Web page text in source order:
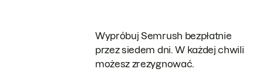
Wypróbuj Semrush bezpłatnie
przez siedem dni. W każdej chwili
możesz zrezygnować.